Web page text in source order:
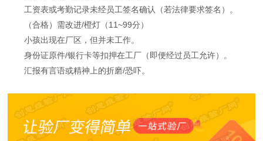
工资表或考勤记录未经员工签名确认（若法律要求签名）。
（合格）需改进/橙灯（11~99分）
小孩出现在厂区，但并未工作。
身份证原件/银行卡等扣押在工厂（即便经过员工允许）。
汇报有言语或精神上的折磨/恐吓。